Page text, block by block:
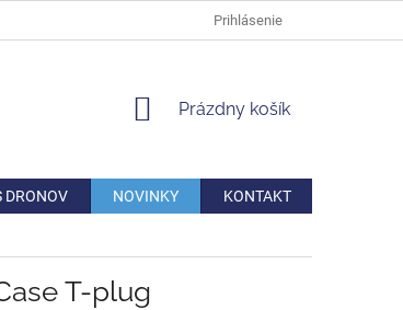
AKO REKLAMOVAŤ/VRÁTIŤ
Prihlásenie
NÁKUPNÝ
Prázdny košík
DRONOV NOVINKY KONTAKT
T-plug